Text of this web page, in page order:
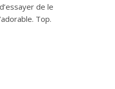
de le
Top.